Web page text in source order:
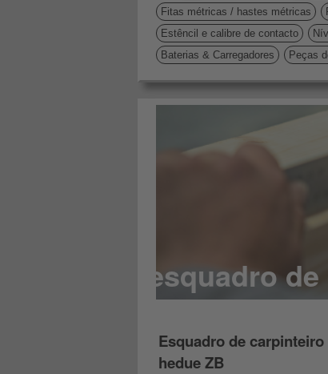
Fitas métricas / hastes métricas
Estêncil e calibre de contacto
Baterias & Carregadores
Peças
esquadro
Esquadro de carpinteiro
hedue ZB